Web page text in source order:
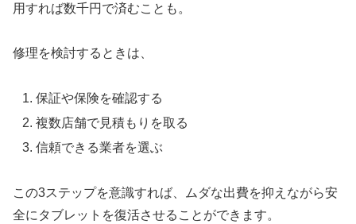
用すれば数千円で済むことも。
修理を検討するときは、
保証や保険を確認する
複数店舗で見積もりを取る
信頼できる業者を選ぶ
この3ステップを意識すれば、ムダな出費を抑えながら安
全にタブレットを復活させることができます。